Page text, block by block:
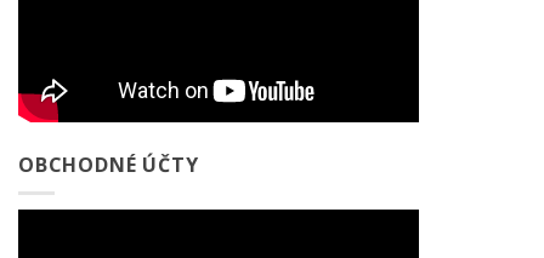
OBCHODNÉ ÚČTY